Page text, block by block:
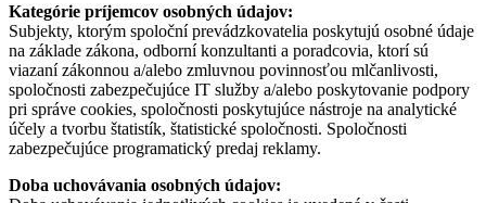
Kategórie príjemcov osobných údajov:
Subjekty, ktorým spoloční prevádzkovatelia poskytujú osobné údaje
na základe zákona, odborní konzultanti a poradcovia, ktorí sú
viazaní zákonnou a/alebo zmluvnou povinnosťou mlčanlivosti,
spoločnosti zabezpečujúce IT služby a/alebo poskytovanie podpory
pri správe cookies, spoločnosti poskytujúce nástroje na analytické
účely a tvorbu štatistík, štatistické spoločnosti. Spoločnosti
zabezpečujúce programatický predaj reklamy.
Doba uchovávania osobných údajov: